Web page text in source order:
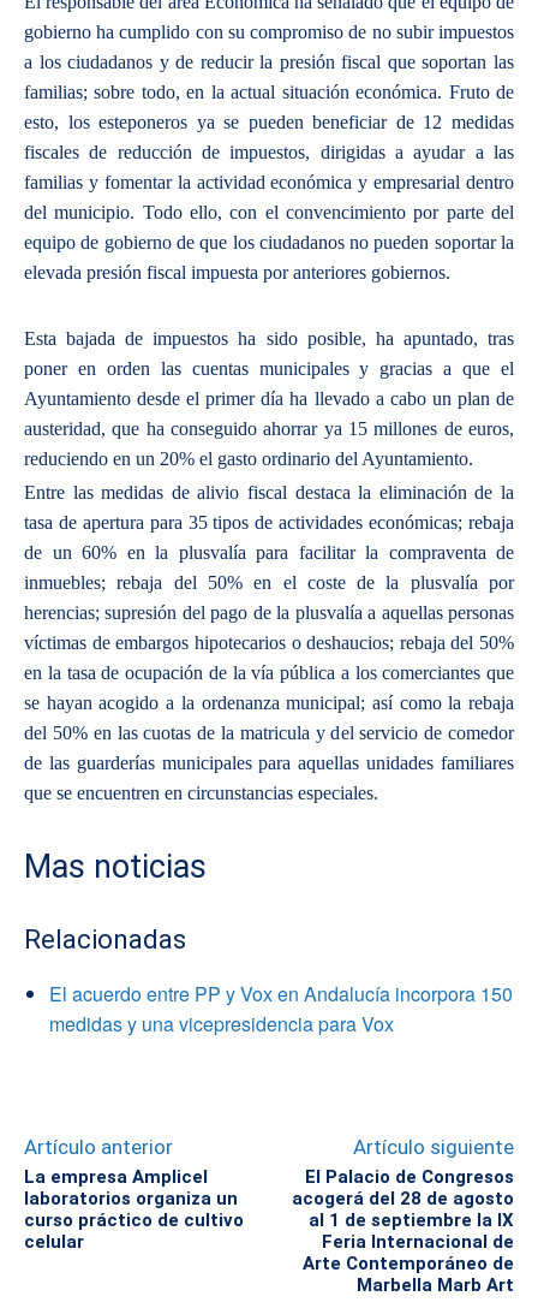
gobierno ha cumplido con su compromiso de no subir impuestos
a los ciudadanos y de reducir la presión fiscal que soportan las
familias; sobre todo, en la actual situación económica. Fruto de
esto, los esteponeros ya se pueden beneficiar de 12 medidas
fiscales de reducción de impuestos, dirigidas a ayudar a las
familias y fomentar la actividad económica y empresarial dentro
del municipio. Todo ello, con el convencimiento por parte del
equipo de gobierno de que los ciudadanos no pueden soportar la
elevada presión fiscal impuesta por anteriores gobiernos.
Esta bajada de impuestos ha sido posible, ha apuntado, tras
poner en orden las cuentas municipales y gracias a que el
Ayuntamiento desde el primer día ha llevado a cabo un plan de
austeridad, que ha conseguido ahorrar ya 15 millones de euros,
reduciendo en un 20% el gasto ordinario del Ayuntamiento.
Entre las medidas de alivio fiscal destaca la eliminación de la
tasa de apertura para 35 tipos de actividades económicas; rebaja
de un 60% en la plusvalía para facilitar la compraventa de
inmuebles; rebaja del 50% en el coste de la plusvalía por
herencias; supresión del pago de la plusvalía a aquellas personas
víctimas de embargos hipotecarios o deshaucios; rebaja del 50%
en la tasa de ocupación de la vía pública a los comerciantes que
se hayan acogido a la ordenanza municipal; así como la rebaja
del 50% en las cuotas de la matricula y del servicio de comedor
de las guarderías municipales para aquellas unidades familiares
que se encuentren en circunstancias especiales.
Mas noticias
Relacionadas
El acuerdo entre PP y Vox en Andalucía incorpora 150
medidas y una vicepresidencia para Vox
Artículo anterior
La empresa Amplicel
laboratorios organiza un
curso práctico de cultivo
celular
Artículo siguiente
El Palacio de Congresos
acogerá del 28 de agosto
al 1 de septiembre la IX
Feria Internacional de
Arte Contemporáneo de
Marbella Marb Art